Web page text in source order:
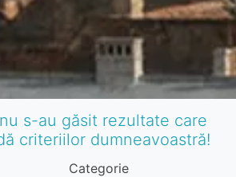
s-au găsit rezultate care
criteriilor dumneavoastră!
Categorie